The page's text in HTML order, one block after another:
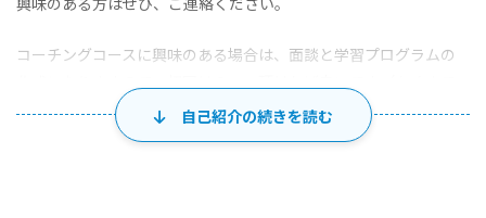
コーチングコースに興味のある場合は、面談と学習プログラムの
自己紹介の続きを読む